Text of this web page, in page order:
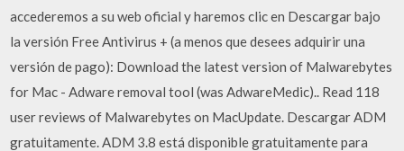
accederemos a su web oficial y haremos clic en Descargar bajo
la versión Free Antivirus + (a menos que desees adquirir una
versión de pago): Download the latest version of Malwarebytes
for Mac - Adware removal tool (was AdwareMedic).. Read 118
user reviews of Malwarebytes on MacUpdate. Descargar ADM
gratuitamente. ADM 3.8 está disponible gratuitamente para